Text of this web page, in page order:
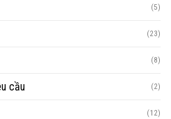
(5)
(23)
(8)
cầu (2)
(12)